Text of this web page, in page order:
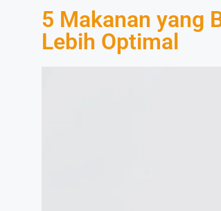
5 Makanan yang
Lebih Optimal